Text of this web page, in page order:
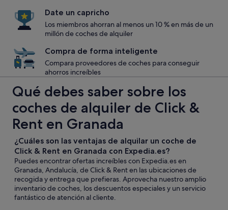
Date un capricho
Los miembros ahorran al menos un 10 % en más de un
millón de coches de alquiler
Compra de forma inteligente
Compara proveedores de coches para conseguir
ahorros increíbles
Qué debes saber sobre los
coches de alquiler de Click &
Rent en Granada
¿Cuáles son las ventajas de alquilar un coche de
Click & Rent en Granada con Expedia.es?
Puedes encontrar ofertas increíbles con Expedia.es en
Granada, Andalucía, de Click & Rent en las ubicaciones de
recogida y entrega que prefieras. Aprovecha nuestro amplio
inventario de coches, los descuentos especiales y un servicio
fantástico de atención al cliente.